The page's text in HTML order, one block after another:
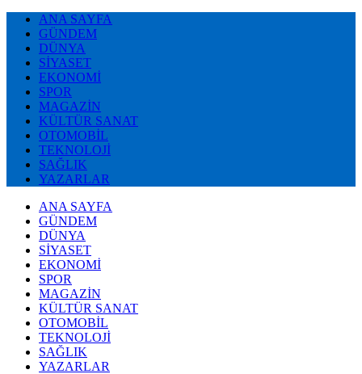
ANA SAYFA
GÜNDEM
DÜNYA
SİYASET
EKONOMİ
SPOR
MAGAZİN
KÜLTÜR SANAT
OTOMOBİL
TEKNOLOJİ
SAĞLIK
YAZARLAR
ANA SAYFA
GÜNDEM
DÜNYA
SİYASET
EKONOMİ
SPOR
MAGAZİN
KÜLTÜR SANAT
OTOMOBİL
TEKNOLOJİ
SAĞLIK
YAZARLAR